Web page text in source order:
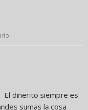
El dinerito siempre es
sumas la cosa